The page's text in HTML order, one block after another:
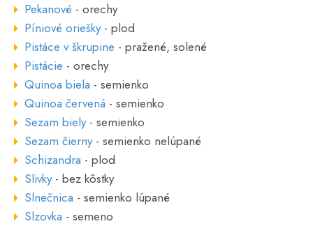
Pekanové - orechy
Píniové oriešky- plod
Pistáce v škrupine - pražené, solené
Pistácie - orechy
Quinoa biela - semienko
Quinoa červená - semienko
Sezam biely- semienko
Sezam čierny- semienko nelúpané
Schizandra - plod
Slivky- bez kôstky
Slnečnica - semienko lúpané
Slzovka - semeno